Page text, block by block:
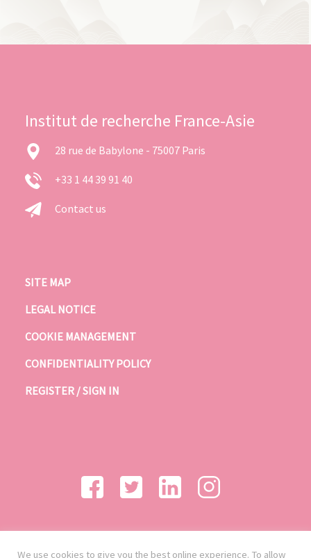
Institut de recherche France-Asie
28 rue de Babylone - 75007 Paris
+33 1 44 39 91 40
Contact us
SITE MAP
LEGAL NOTICE
COOKIE MANAGEMENT
CONFIDENTIALITY POLICY
REGISTER / SIGN IN
We use cookies to give you the best online experience. To allow